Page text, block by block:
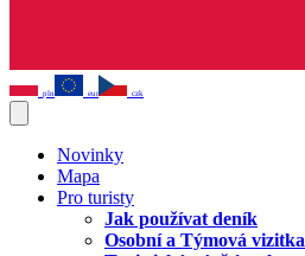
pln eur czk
Novinky
Mapa
Pro turisty
Jak používat deník
Osobní a Týmová vizitka